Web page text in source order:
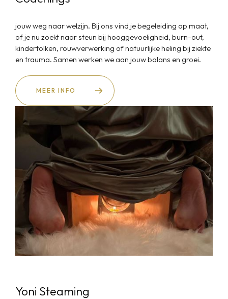
jouw weg naar welzijn. Bij ons vind je begeleiding op maat,
of je nu zoekt naar steun bij hooggevoeligheid, burn-out,
kindertolken, rouwverwerking of natuurlijke heling bij ziekte
en trauma. Samen werken we aan jouw balans en groei.
MEER INFO
Yoni Steaming